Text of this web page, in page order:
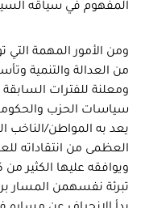
المفهوم في سياقه
ومن الأمور المهمة التي
من العدالة والتنمية
ومعلنة للفترات
سياسات الحزب
يعد به المواطن/الناخب
العظمى من انتقاداته
ويوافقه عليها الكثير من
تبرئة نفسهمن المسار